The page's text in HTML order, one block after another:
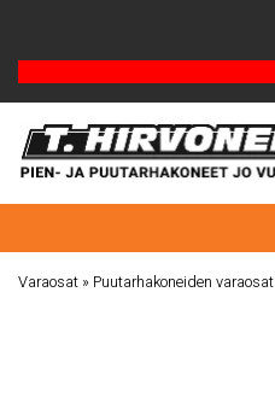
Varaosat » Puutarhakoneiden varaosat